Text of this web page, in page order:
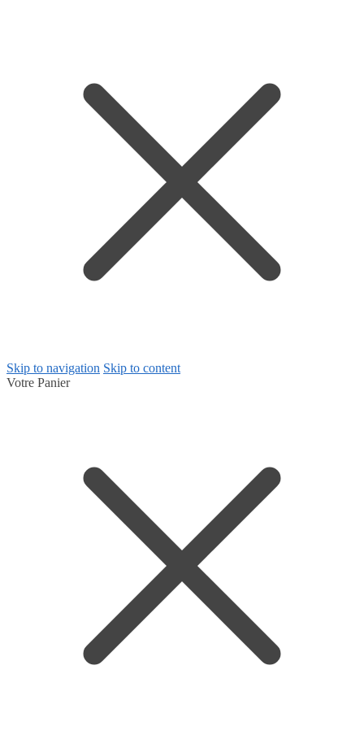
Skip to navigation Skip to content
Votre Panier